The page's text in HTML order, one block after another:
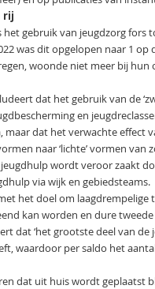
rij
het gebruik van jeugdzorg fors
was dit opgelopen naar 1 op
woonde niet meer bij hun
dat het gebruik van de
en
maar dat het verwachte effect
naar ‘lichte’ vormen
wordt veroor­ zaakt
via wijk­ en gebiedsteams.
het doel om laag­drempelige
kan worden en dure
dat ‘het grootste deel van
waardoor per saldo het
dat uit huis wordt ge­plaatst